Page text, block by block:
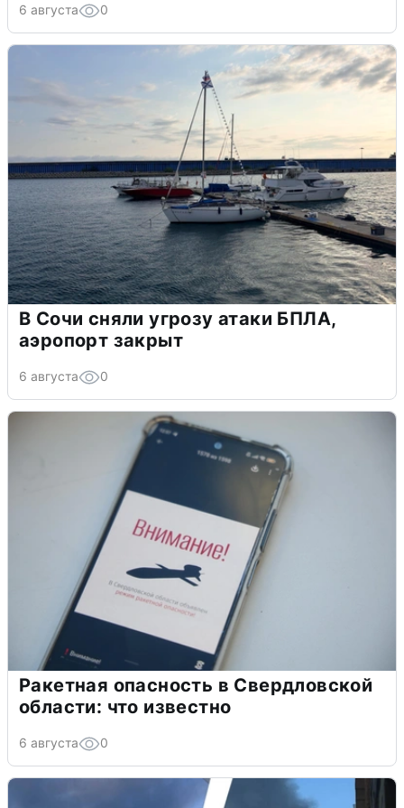
6 августа 0
В Сочи сняли угрозу атаки БПЛА,
аэропорт закрыт
6 августа 0
Ракетная опасность в Свердловской
области: что известно
6 августа 0